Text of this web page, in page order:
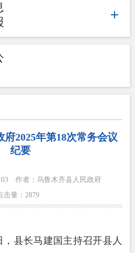
2025年第18次常务会议
纪要
作者：乌鲁木齐县人民政府
击量： 2879
， 县长马建国主持召开县人